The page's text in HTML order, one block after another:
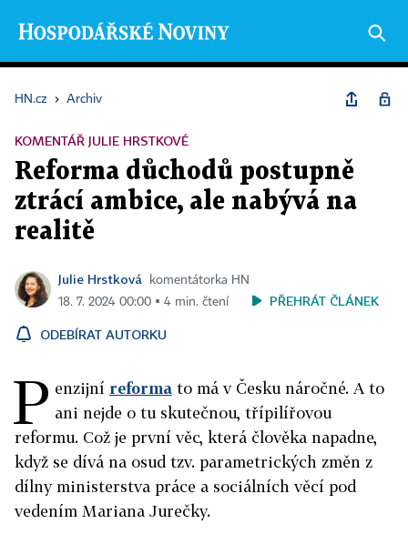
HN.cz › Archiv
KOMENTÁŘ JULIE HRSTKOVÉ
Reforma důchodů postupně
ztrácí ambice, ale nabývá na
realitě
Julie Hrstková
komentátorka HN
18. 7. 2024 00:00 ▪ 4 min. čtení
PŘEHRÁT ČLÁNEK
ODEBÍRAT AUTORKU
P enzijní reforma to má v Česku náročné. A to
ani nejde o tu skutečnou, třípilířovou
reformu. Což je první věc, která člověka napadne,
když se dívá na osud tzv. parametrických změn z
dílny ministerstva práce a sociálních věcí pod
vedením Mariana Jurečky.